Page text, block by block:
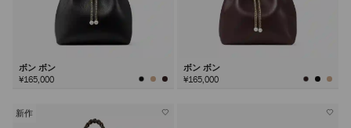
ボン ボン
¥165,000
ボン ボン
¥165,000
新作